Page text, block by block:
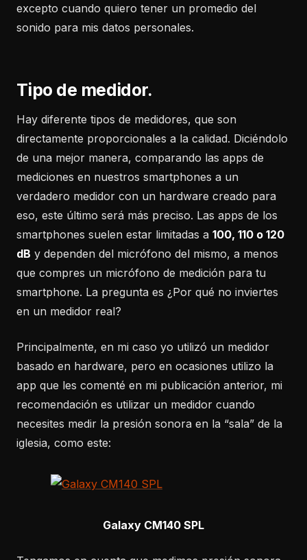
excepto cuando quiero tener un promedio del
sonido para mis datos personales.
Tipo de medidor.
Hay diferente tipos de medidores, que son
directamente proporcionales a la calidad. Diciéndolo
de una mejor manera, comparando las apps de
mediciones en nuestros smartphones a un
verdadero medidor con un hardware creado para
eso, este último será más preciso. Las apps de los
smartphones suelen estar limitadas a 100, 110 o 120
dB y dependen del micrófono del mismo, a menos
que compres un micrófono de medición para tu
smartphone. La pregunta es ¿Por qué no inviertes
en un medidor real?
Principalmente, en mi caso yo utilizó un medidor
basado en hardware, pero en ocasiones utilizo la
app que les comenté en mi publicación anterior, mi
recomendación es utilizar un medidor cuando
necesites medir la presión sonora en la “sala” de la
iglesia, como este:
Galaxy CM140 SPL